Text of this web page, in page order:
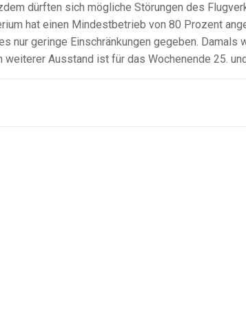
dürften sich mögliche Störungen des
hat einen Mindestbetrieb von 80 Prozent
nur geringe Einschränkungen gegeben. Damals
weiterer Ausstand ist für das Wochenende 25.